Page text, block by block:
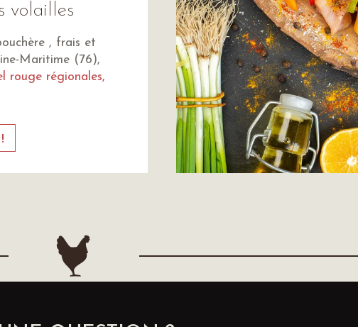
volailles
, frais et
Maritime (76),
rouge régionales,